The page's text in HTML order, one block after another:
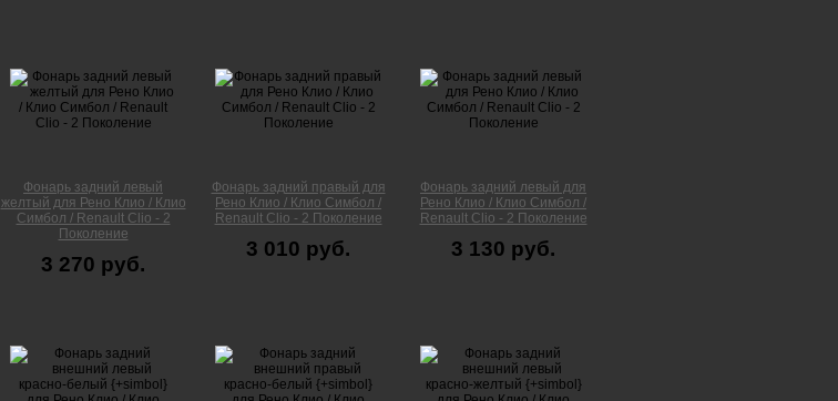
Фонарь задний левый
желтый для Рено Клио / Клио
Симбол / Renault Clio - 2
Поколение
3 270 руб.
Фонарь задний правый для
Рено Клио / Клио Симбол /
Renault Clio - 2 Поколение
3 010 руб.
Фонарь задний левый для
Рено Клио / Клио Симбол /
Renault Clio - 2 Поколение
3 130 руб.